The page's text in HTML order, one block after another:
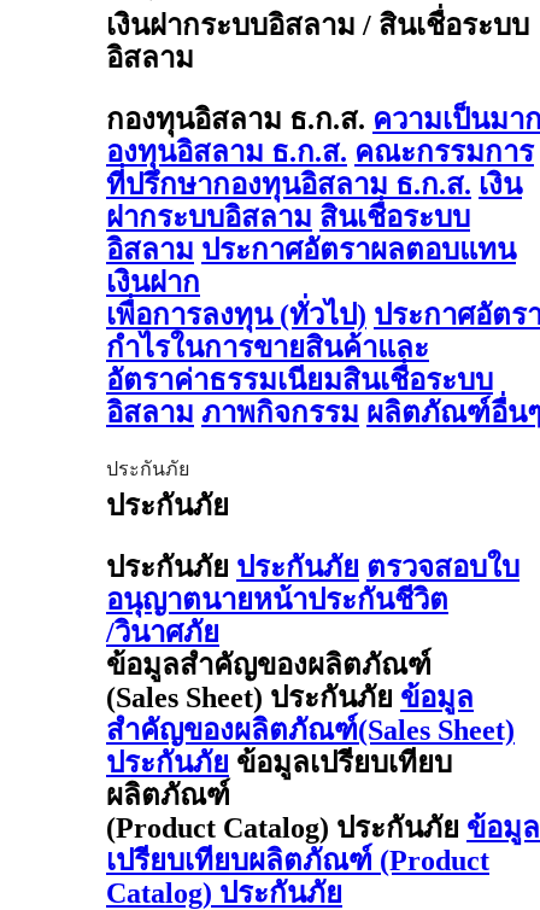
เงินฝากระบบอิสลาม / สินเชื่อระบบ
อิสลาม
กองทุนอิสลาม ธ.ก.ส. ความเป็นมา
องทุนอิสลาม ธ.ก.ส. คณะกรรมการ
ที่ปรึกษากองทุนอิสลาม ธ.ก.ส. เงิน
ฝากระบบอิสลาม สินเชื่อระบบ
อิสลาม ประกาศอัตราผลตอบแทน
เงินฝาก
เพื่อการลงทุน (ทั่วไป) ประกาศอัตร
กำไรในการขายสินค้าและ
อัตราค่าธรรมเนียมสินเชื่อระบบ
อิสลาม ภาพกิจกรรม ผลิตภัณฑ์อื่น
ประกันภัย
ประกันภัย
ประกันภัย ประกันภัย ตรวจสอบใบ
อนุญาตนายหน้าประกันชีวิต
/วินาศภัย
ข้อมูลสำคัญของผลิตภัณฑ์
(Sales Sheet) ประกันภัย ข้อมูล
สำคัญของผลิตภัณฑ์(Sales Sheet)
ประกันภัย ข้อมูลเปรียบเทียบ
ผลิตภัณฑ์
(Product Catalog) ประกันภัย ข้อมูล
เปรียบเทียบผลิตภัณฑ์ (Product
Catalog) ประกันภัย